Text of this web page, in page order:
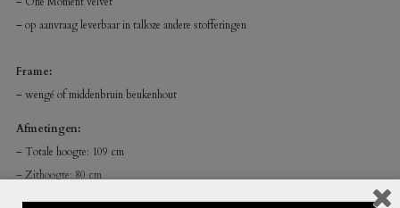
– op aanvraag leverbaar in talloze andere stofferingen
Frame:
– wengé of middenbruin beukenhout
Afmetingen:
– Totale hoogte: 109 cm
– Zithoogte: 80 cm